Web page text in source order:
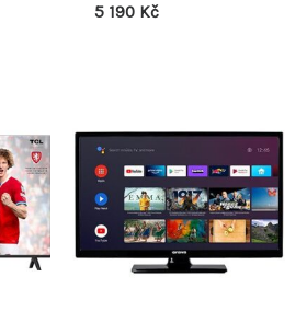
Hodnocení
5 190 Kč